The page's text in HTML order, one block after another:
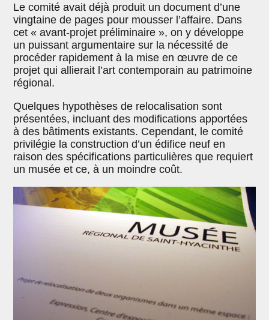
Le comité avait déjà produit un document d’une
vingtaine de pages pour mousser l’affaire. Dans
cet « avant-projet préliminaire », on y développe
un puissant argumentaire sur la nécessité de
procéder rapidement à la mise en œuvre de ce
projet qui allierait l’art contemporain au patrimoine
régional.
Quelques hypothèses de relocalisation sont
présentées, incluant des modifications apportées
à des bâtiments existants. Cependant, le comité
privilégie la construction d’un édifice neuf en
raison des spécifications particulières que requiert
un musée et ce, à un moindre coût.